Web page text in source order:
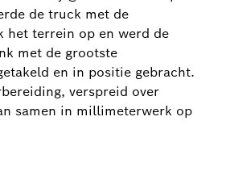
de truck met de
het terrein op en werd de
met de grootste
en in positie gebracht.
verspreid over
samen in millimeterwerk op